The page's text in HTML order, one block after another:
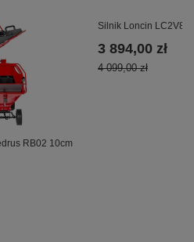
RB02 10cm
Silnik Loncin
3 894,00 zł
4 099,00 zł